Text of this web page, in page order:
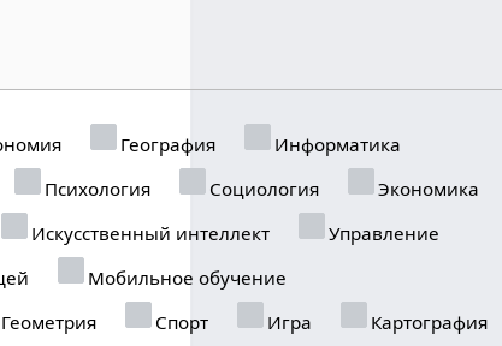
География
Информатика
Психология Социология
Экономика
Искусственный интеллект
Управление
Мобильное обучение
Спорт Игра
Картография